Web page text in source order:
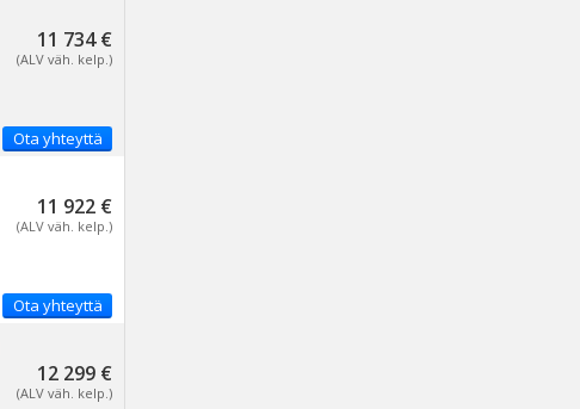
11 734 €
(ALV väh. kelp.)
Ota yhteyttä
11 922 €
(ALV väh. kelp.)
Ota yhteyttä
12 299 €
(ALV väh. kelp.)